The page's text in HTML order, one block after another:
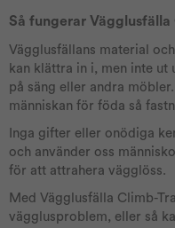
Så fungerar Vägglusfälla
Vägglusfällans material
kan klättra in i, men inte ut
på säng eller andra
människan för föda så
Inga gifter eller onödiga
och använder oss
för att attrahera vägglöss.
Med Vägglusfälla Climb-
vägglusproblem, eller så